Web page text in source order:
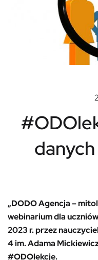
„DODO Agencja –
webinarium dla
2023 r. przez
4 im. Adama
#ODOlekcje.